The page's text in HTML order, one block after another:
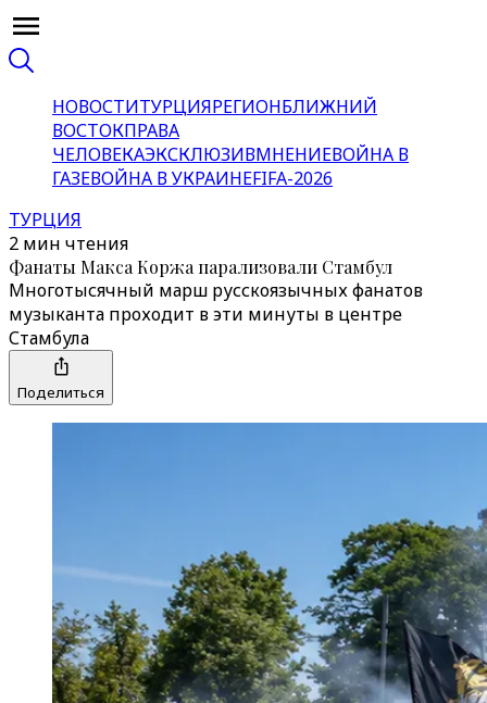
НОВОСТИТУРЦИЯРЕГИОНБЛИЖНИЙ
ВОСТОКПРАВА
ЧЕЛОВЕКАЭКСКЛЮЗИВМНЕНИЕВОЙНА В
ГАЗЕВОЙНА В УКРАИНЕFIFA-2026
ТУРЦИЯ
2 мин чтения
Фанаты Макса Коржа парализовали Стамбул
Многотысячный марш русскоязычных фанатов
музыканта проходит в эти минуты в центре
Стамбула
Поделиться